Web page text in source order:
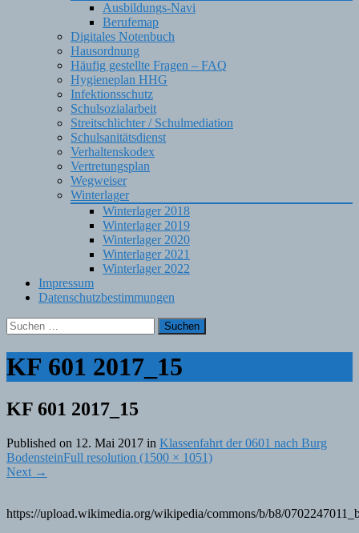
Ausbildungs-Navi
Berufemap
Digitales Notenbuch
Hausordnung
Häufig gestellte Fragen – FAQ
Hygieneplan HHG
Infektionsschutz
Schulsozialarbeit
Streitschlichter / Schulmediation
Schulsanitätsdienst
Verhaltenskodex
Vertretungsplan
Wegweiser
Winterlager
Winterlager 2018
Winterlager 2019
Winterlager 2020
Winterlager 2021
Winterlager 2022
Impressum
Datenschutzbestimmungen
Suchen
nach:
KF 601 2017_15
KF 601 2017_15
Published on 12. Mai 2017 in Klassenfahrt der 0601 nach Burg
BodensteinFull resolution (1500 × 1051)
Next →
https://upload.wikimedia.org/wikipedia/commons/b/b8/